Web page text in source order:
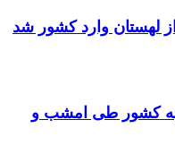
لهستان وارد کشور شد
به کشور طی امشب و